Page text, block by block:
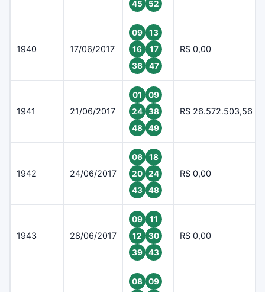
45 52
1940 17/06/2017
09
13
16
17
36
47
R$ 0,00
1941 21/06/2017
01
09
24
38
48
49
R$ 26.572.503,56
1942 24/06/2017
06
18
20
24
43
48
R$ 0,00
1943 28/06/2017
09
11
12
30
39
43
R$ 0,00
08
09